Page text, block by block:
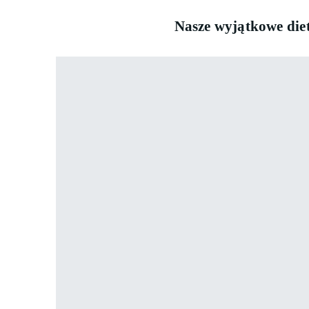
Nasze wyjątkowe